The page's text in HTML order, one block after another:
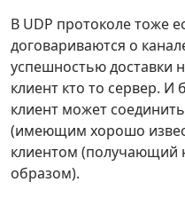
В UDP протоколе тоже
договариваются о
успешностью доставки
клиент кто то сервер.
клиент может
(имеющим хорошо
клиентом (получающий
образом).